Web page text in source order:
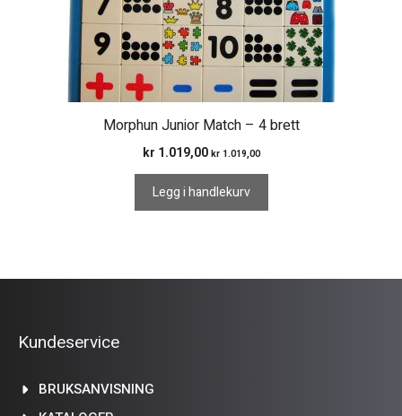
Morphun Junior Match – 4 brett
kr 1.019,00 kr1.019,00
Legg i handlekurv
Kundeservice
BRUKSANVISNING